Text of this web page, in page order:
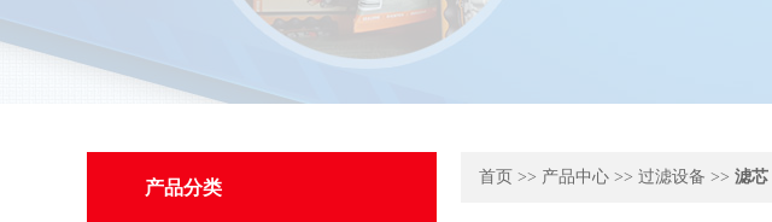
产品分类
首页 >> 产品中心 >> 过滤设备 >> 滤芯